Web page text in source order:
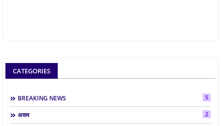
CATEGORIES
BREAKING NEWS 5
असम 2